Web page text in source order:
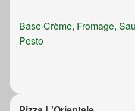
Base Crème, Fromage,
Pesto